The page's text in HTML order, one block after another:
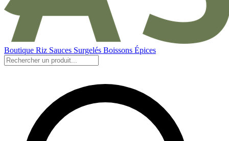
Boutique Riz Sauces Surgelés Boissons Épices